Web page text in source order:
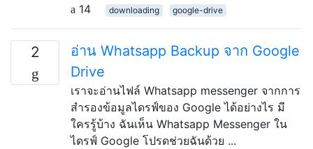
14
downloading google-drive
2
อ่าน Whatsapp Backup จาก Google
Drive
เราจะอ่านไฟล์ Whatsapp messenger จากการ
สำรองข้อมูลไดรฟ์ของ Google ได้อย่างไร มี
ใครรู้บ้าง ฉันเห็น Whatsapp Messenger ใน
ไดรฟ์ Google โปรดช่วยฉันด้วย ...